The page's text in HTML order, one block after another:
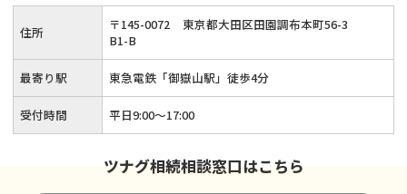
住所 〒145-0072
東京都大田区田園調布本町56-3
B1-B
最寄り駅 東急電鉄「御嶽山駅」徒歩4分
受付時間 平日9:00〜17:00
ツナグ相続相談窓口はこちら